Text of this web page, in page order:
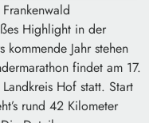
Highlight in der
Jahr stehen
findet am 17.
Hof statt. Start
rund 42 Kilometer